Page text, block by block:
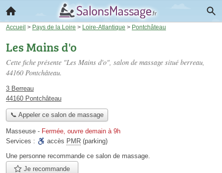
Accueil > Pays de la Loire > Loire-Atlantique > Pontchâteau
Les Mains d'o
Cette fiche présente "Les Mains d'o", salon de massage situé berreau,
44160 Pontchâteau.
3 Berreau
44160 Pontchâteau
📞 Appeler ce salon de massage
Masseuse - Fermée, ouvre demain à 9h
Services :
accès PMR (parking)
Une personne recommande ce salon de massage.
Je recommande